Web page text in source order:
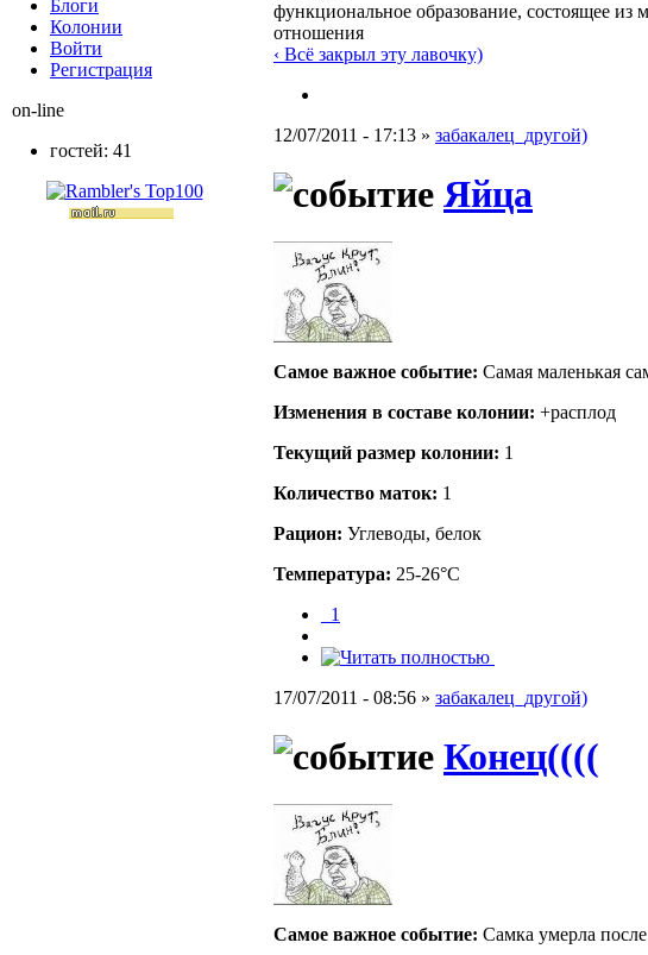
функциональное образование, состоящее
отношения
‹ Всё закрыл эту лавочку)
12/07/2011 - 17:13 » забакалец_другой)
Яйца
Самое важное событие: Самая маленькая
Изменения в составе кoлонии: +расплод
Текущий размер кoлонии: 1
Количество маток: 1
Рацион: Углеводы, белок
Температура: 25-26°C
_1
17/07/2011 - 08:56 » забакалец_другой)
Конец((((
Самое важное событие: Самка умерла
Блоги
Колонии
Войти
Peгиcтpaция
on-line
гостей: 41